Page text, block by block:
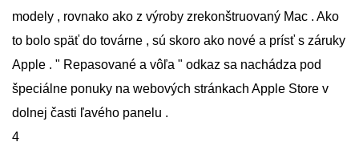
modely , rovnako ako z výroby zrekonštruovaný Mac . Ako
to bolo späť do továrne , sú skoro ako nové a prísť s záruky
Apple . " Repasované a vôľa " odkaz sa nachádza pod
špeciálne ponuky na webových stránkach Apple Store v
dolnej časti ľavého panelu .
4